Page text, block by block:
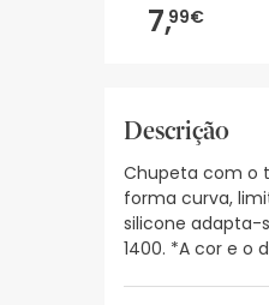
7,99€
Descrição
Chupeta com o
forma curva,
silicone adapta-
1400. *A cor e o